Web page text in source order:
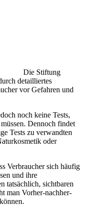
Die Stiftung
detailliertes
vor Gefahren und
noch keine Tests,
Dennoch findet
Tests zu verwandten
oder
Verbraucher sich häufig
und ihre
tatsächlich, sichtbaren
man Vorher-nachher-